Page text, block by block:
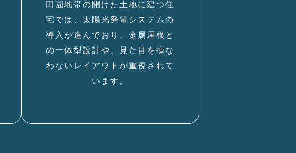
田園地帯の開けた土地に建つ住
宅では、太陽光発電システムの
導入が進んでおり、金属屋根と
の一体型設計や、見た目を損な
わないレイアウトが重視されて
います。